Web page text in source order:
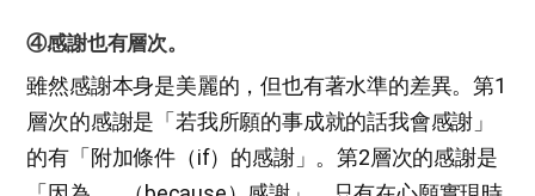
④感謝也有層次。
雖然感謝本身是美麗的，但也有著水準的差異。第1
層次的感謝是「若我所願的事成就的話我會感謝」
的有「附加條件（if）的感謝」。第2層次的感謝是